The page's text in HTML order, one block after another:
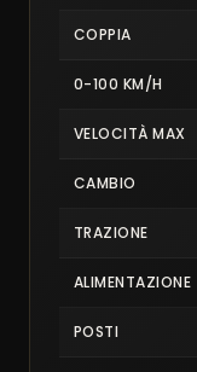
COPPIA
0-100 KM/H
VELOCITÀ MAX
CAMBIO
TRAZIONE
ALIMENTAZIONE
POSTI